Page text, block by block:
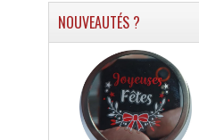
NOUVEAUTÉS ?